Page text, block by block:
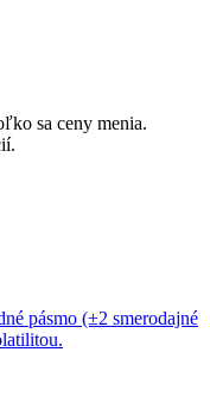
sa ceny menia.
pásmo (±2 smerodajné